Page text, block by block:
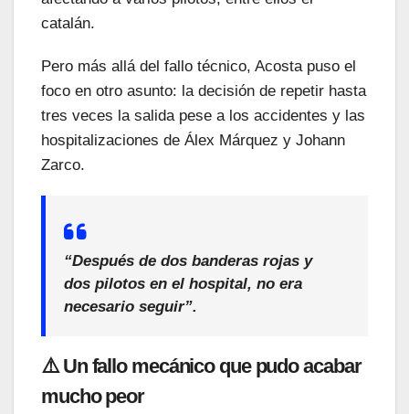
catalán.
Pero más allá del fallo técnico, Acosta puso el
foco en otro asunto: la decisión de repetir hasta
tres veces la salida pese a los accidentes y las
hospitalizaciones de Álex Márquez y Johann
Zarco.
“Después de dos banderas rojas y
dos pilotos en el hospital, no era
necesario seguir”.
⚠️ Un fallo mecánico que pudo acabar
mucho peor